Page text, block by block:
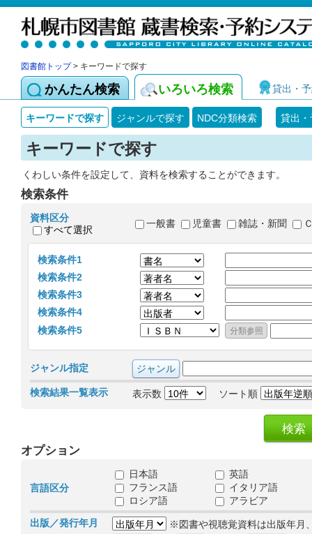
図書館トップ> キーワードで探す
かんたん検索 いろいろ検索 貸出・
キーワードで探す ジャンルで探す NDC分類検索 貸出
キーワードで探す
くわしい条件を設定して、資料を検索することができます。
検索条件
資料区分
すべて選択
一般書 児童書 雑誌・新聞
検索条件1
検索条件2
検索条件3
検索条件4
検索条件5
ジャンル指定
検索結果一覧表示 表示数 ソート順
オプション
言語区分
日本語
英語
フランス語
イタリア語
ロシア語
アラビア
出版／発行年月
※図書や視聴覚資料は出版年月